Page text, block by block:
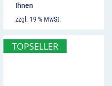
Ihnen
zzgl. 19 % MwSt.
TOPSELLER